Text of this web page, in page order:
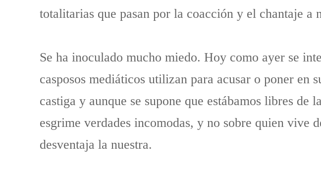
totalitarias que pasan por la coacción y el chantaje a
Se ha inoculado mucho miedo. Hoy como ayer se
casposos mediáticos utilizan para acusar o poner en
castiga y aunque se supone que estábamos libres
esgrime verdades incomodas, y no sobre quien vive
desventaja la nuestra.